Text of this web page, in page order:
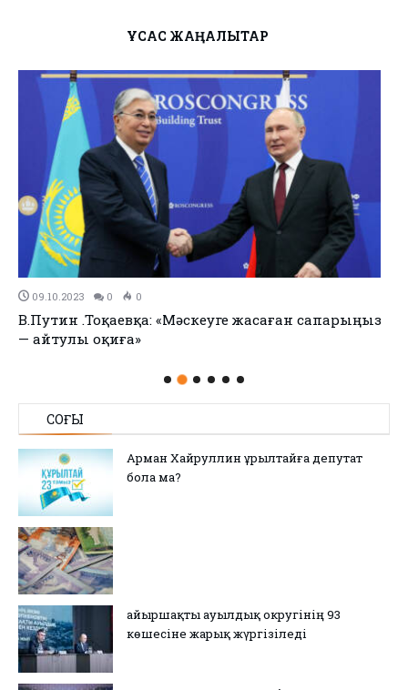
ҰҚСАС ЖАҢАЛЫҚТАР
09.10.2023 0 0
В.Путин Қ.Тоқаевқа: «Мәскеуге жасаған сапарыңыз
— айтулы оқиға»
СОҢҒЫ
Арман Хайруллин Құрылтайға депутат
бола ма?
Қайыршақты ауылдық округінің 93
көшесіне жарық жүргізіледі